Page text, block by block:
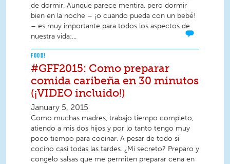
de dormir. Aunque parece mentira, pero dormir
bien en la noche – ¡o cuando pueda con un bebé!
– es muy importante para todos los aspectos de
nuestra vida:...
FOOD!
#GFF2015: Como preparar
comida caribeña en 30 minutos
(¡VIDEO incluido!)
January 5, 2015
Como muchas madres, trabajo tiempo completo,
atiendo a mis dos hijos y por lo tanto tengo muy
poco tiempo para cocinar. A pesar de todo sí
cocino casi todas las tardes. ¿Mi secreto? Preparo y
congelo salsas que me permiten preparar cena en